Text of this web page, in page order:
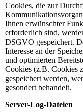
Cookies, die zur
Ihnen erwünschter
erforderlich sind,
DSGVO gespeichert.
Interesse an der
und optimierten
Cookies (z.B. Cookies
gespeichert werden,
gesondert behandelt.
Server-Log-Dateien